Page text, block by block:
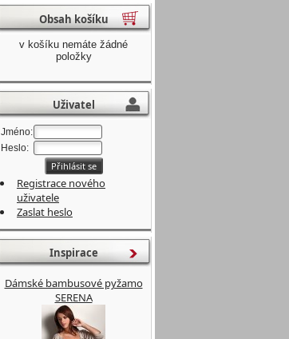
Obsah košíku
v košíku nemáte žádné
položky
Uživatel
Jméno:
Heslo:
Registrace nového
uživatele
Zaslat heslo
Inspirace
Dámské bambusové pyžamo
SERENA